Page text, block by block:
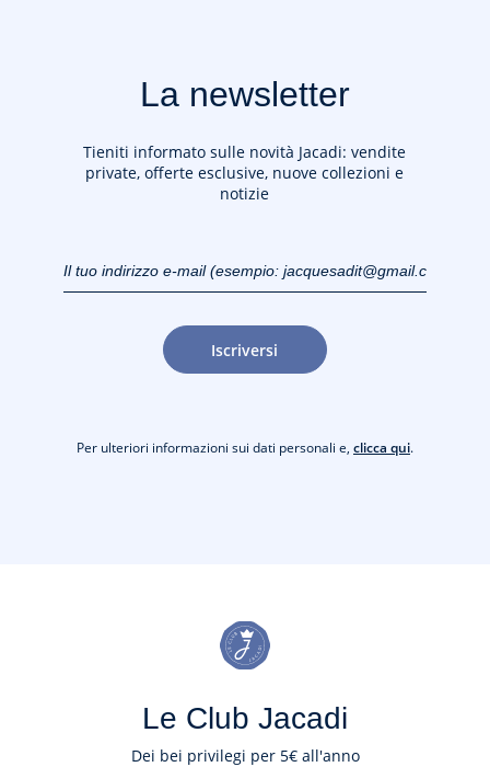
La newsletter
Tieniti informato sulle novità Jacadi: vendite
private, offerte esclusive, nuove collezioni e
notizie
(esempio:
jacquesadit@gmail.com)
Iscriversi
Per ulteriori informazioni sui dati personali e, clicca qui.
Le Club Jacadi
Dei bei privilegi per 5€ all'anno